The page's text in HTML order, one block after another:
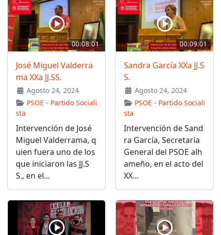
00:08:01
José Miguel Valderra
ma XXa JJ.SS.
Agosto 24, 2024
PSOE - Partido Sociali
sta
Intervención de José
Miguel Valderrama, q
uien fuera uno de los
que iniciaron las JJ.S
S., en el...
00:09:01
Sandra García XXa JJ.S
S.
Agosto 24, 2024
PSOE - Partido Sociali
sta
Intervención de Sand
ra García, Secretaria
General del PSOE alh
ameño, en el acto del
XX...